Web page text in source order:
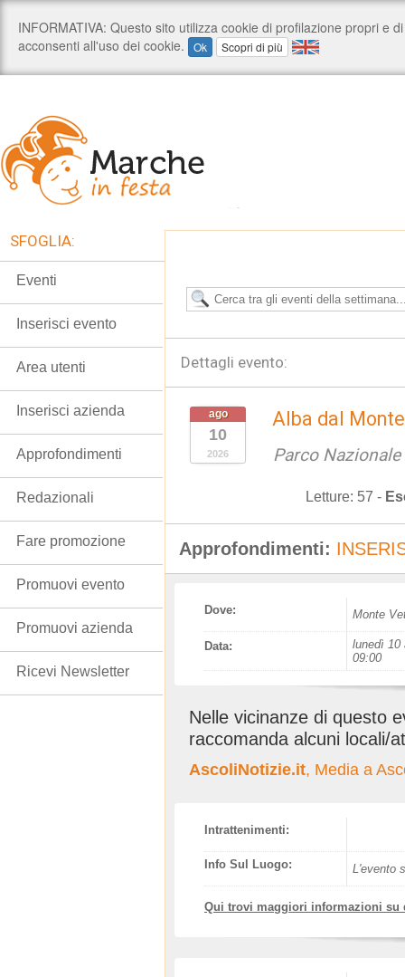
Dettagli evento:
ago
10
2026
Alba dal
Parco
Letture: 57 -
Approfondimenti:
Dove: Monte
Data:
lunedì 10
09:00
Nelle vicinanze di questo
raccomanda alcuni locali/
AscoliNotizie.it, Media a
Intrattenimenti:
Info Sul Luogo: L'evento
Qui trovi maggiori informazioni su
SFOGLIA:
Eventi
Inserisci evento
Area utenti
Inserisci azienda
Approfondimenti
Redazionali
Fare promozione
Promuovi evento
Promuovi azienda
Ricevi Newsletter